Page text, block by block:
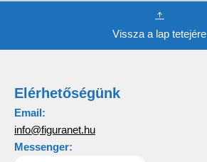
Vissza a lap tetejére
Elérhetőségünk
Email:
info@figuranet.hu
Messenger: